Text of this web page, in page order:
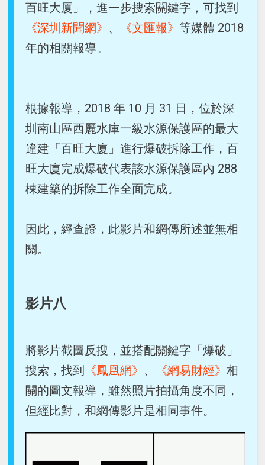
百旺大厦」，進一步搜索關鍵字，可找到
《深圳新聞網》 、 《文匯報》等媒體 2018
年的相關報導。
根據報導，2018 年 10 月 31 日，位於深
圳南山區西麗水庫一級水源保護區的最大
違建「百旺大廈」進行爆破拆除工作，百
旺大廈完成爆破代表該水源保護區內 288
棟建築的拆除工作全面完成。
因此，經查證，此影片和網傳所述並無相
關。
影片八
將影片截圖反搜，並搭配關鍵字「爆破」
搜索，找到
《鳳凰網》 、 《網易財經》相
關的圖文報導，雖然照片拍攝角度不同，
但經比對，和網傳影片是相同事件。